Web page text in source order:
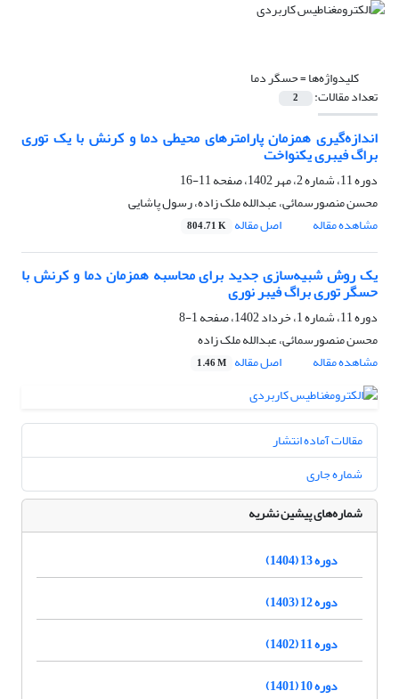
کلیدواژه‌ها =حسگر دما
تعداد مقالات: 2
اندازه‌گیری همزمان پارامترهای محیطی دما و کرنش با یک توری
براگ فیبری یکنواخت
دوره 11، شماره 2، مهر 1402، صفحه
11-16
محسن منصورسمائی، عبدالله ملک زاده، رسول پاشایی
مشاهده مقاله
اصل مقاله 804.71 K
یک روش شبیه‌سازی جدید برای محاسبه همزمان دما و کرنش با
حسگر توری براگ فیبر نوری
دوره 11، شماره 1، خرداد 1402، صفحه
1-8
محسن منصورسمائی، عبدالله ملک زاده
مشاهده مقاله
اصل مقاله 1.46 M
مقالات آماده انتشار
شماره جاری
شماره‌های پیشین نشریه
دوره 13 (1404)
دوره 12 (1403)
دوره 11 (1402)
دوره 10 (1401)